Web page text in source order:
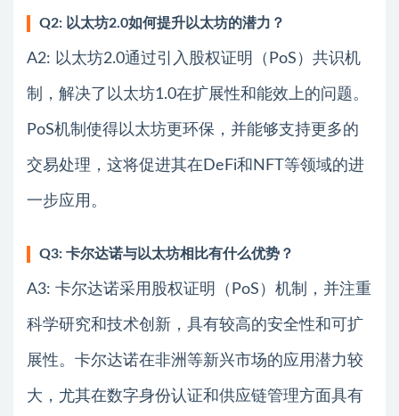
Q2: 以太坊2.0如何提升以太坊的潜力？
A2: 以太坊2.0通过引入股权证明（PoS）共识机
制，解决了以太坊1.0在扩展性和能效上的问题。
PoS机制使得以太坊更环保，并能够支持更多的
交易处理，这将促进其在DeFi和NFT等领域的进
一步应用。
Q3: 卡尔达诺与以太坊相比有什么优势？
A3: 卡尔达诺采用股权证明（PoS）机制，并注重
科学研究和技术创新，具有较高的安全性和可扩
展性。卡尔达诺在非洲等新兴市场的应用潜力较
大，尤其在数字身份认证和供应链管理方面具有